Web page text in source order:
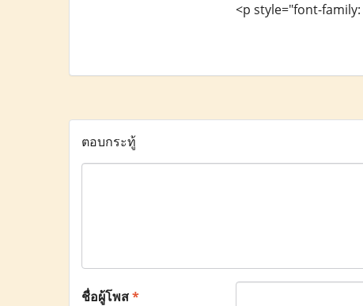
<p style="font-
ตอบกระทู้
ชื่อผู้โพส*